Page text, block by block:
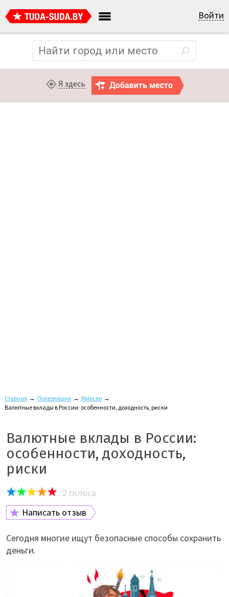
Войти
Я здесь
Главная → Полезняшки → Миксер →
Валютные вклады в России: особенности, доходность, риски
Валютные вклады в России:
особенности, доходность,
риски
2 голоса
Написать отзыв
Сегодня многие ищут безопасные способы сохранить
деньги.